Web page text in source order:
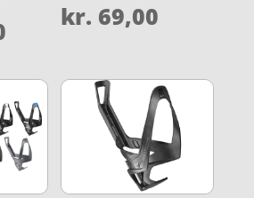
kr. 69,00